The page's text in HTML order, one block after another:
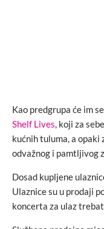
Kao predgrupa će im
Shelf Lives, koji za
kućnih tuluma, a
odvažnog i pamtljivog
Dosad kupljene
Ulaznice su u prodaji
koncerta za ulaz